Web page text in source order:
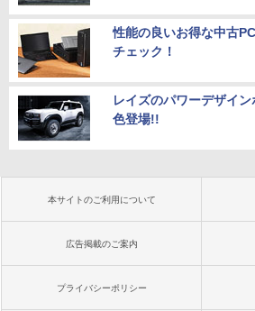
性能の良いお得な中古
チェック！
レイズのパワーデザイ
色登場!!
本サイトのご利用について
広告掲載のご案内
プライバシーポリシー